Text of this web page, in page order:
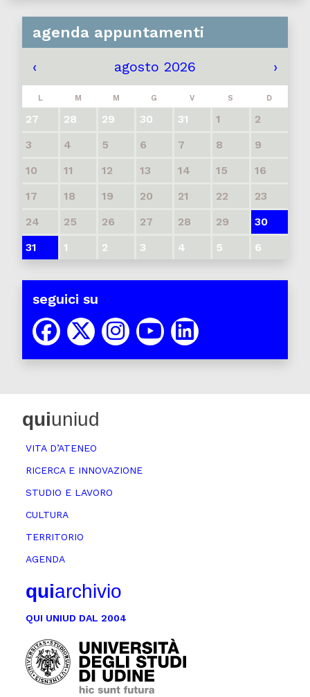
agenda appuntamenti
‹ agosto 2026 ›
L M M G V S D
27 28 29 30 31 1
2
3
4 5 6 7 8
9
10
11 12 13 14 15
16
17
18 19 20 21 22
23
24
25 26 27 28 29
30
31
1 2 3 4 5 6
seguici su
quiuniud
VITA D’ATENEO
RICERCA E INNOVAZIONE
STUDIO E LAVORO
CULTURA
TERRITORIO
AGENDA
quiarchivio
QUI UNIUD DAL 2004